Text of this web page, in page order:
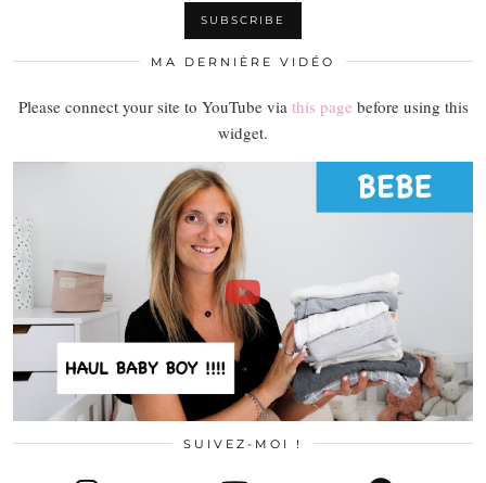
MA DERNIÈRE VIDÉO
Please connect your site to YouTube via this page before using this
widget.
SUIVEZ-MOI !